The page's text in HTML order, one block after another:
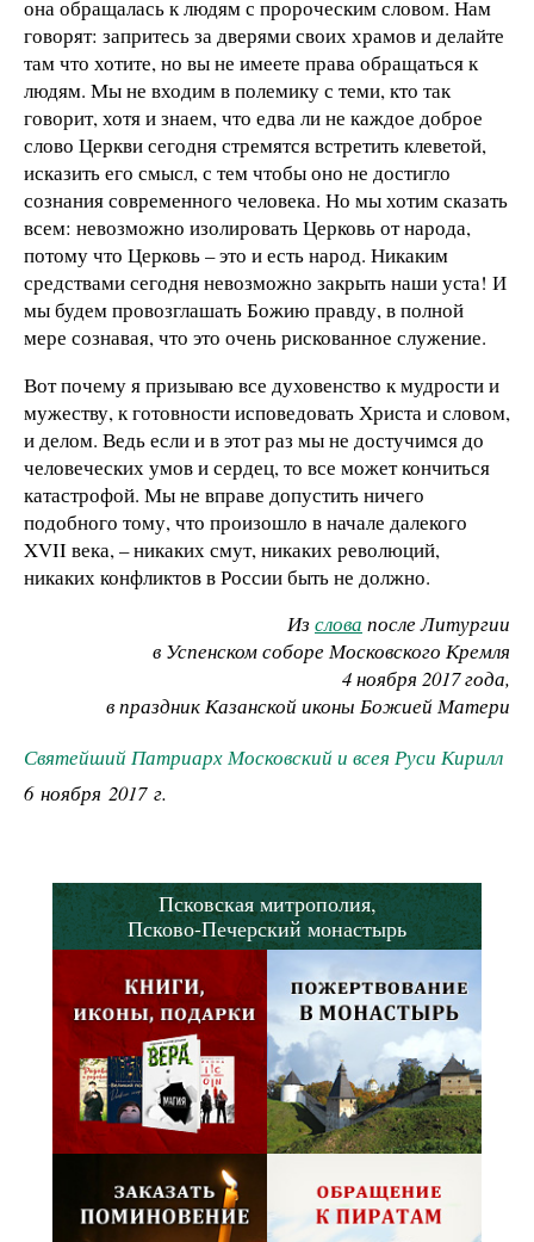
она обращалась к людям с пророческим словом. Нам
говорят: запритесь за дверями своих храмов и делайте
там что хотите, но вы не имеете права обращаться к
людям. Мы не входим в полемику с теми, кто так
говорит, хотя и знаем, что едва ли не каждое доброе
слово Церкви сегодня стремятся встретить клеветой,
исказить его смысл, с тем чтобы оно не достигло
сознания современного человека. Но мы хотим сказать
всем: невозможно изолировать Церковь от народа,
потому что Церковь – это и есть народ. Никаким
средствами сегодня невозможно закрыть наши уста! И
мы будем провозглашать Божию правду, в полной
мере сознавая, что это очень рискованное служение.
Вот почему я призываю все духовенство к мудрости и
мужеству, к готовности исповедовать Христа и словом,
и делом. Ведь если и в этот раз мы не достучимся до
человеческих умов и сердец, то все может кончиться
катастрофой. Мы не вправе допустить ничего
подобного тому, что произошло в начале далекого
XVII века, – никаких смут, никаких революций,
никаких конфликтов в России быть не должно.
Изслова после Литургии
в Успенском соборе Московского Кремля
4 ноября 2017 года,
в праздник Казанской иконы Божией Матери
Святейший Патриарх Московский и всея Руси Кирилл
6 ноября 2017 г.
Псковская митрополия,
Псково-Печерский монастырь